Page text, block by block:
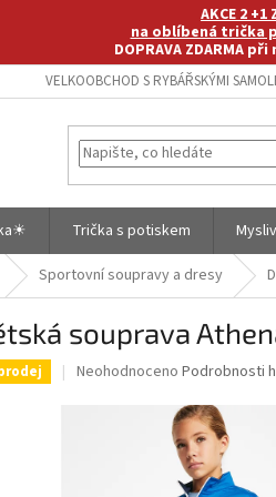
AKCE 2 +1
na oblíbená trička
DOPRAVA ZDARMA
VELKOOBCHOD S RYBÁŘSKÝMI
Trička s potiskem
Sportovní soupravy a dresy
souprava
Průměrné
Neohodnoceno Podrobnosti